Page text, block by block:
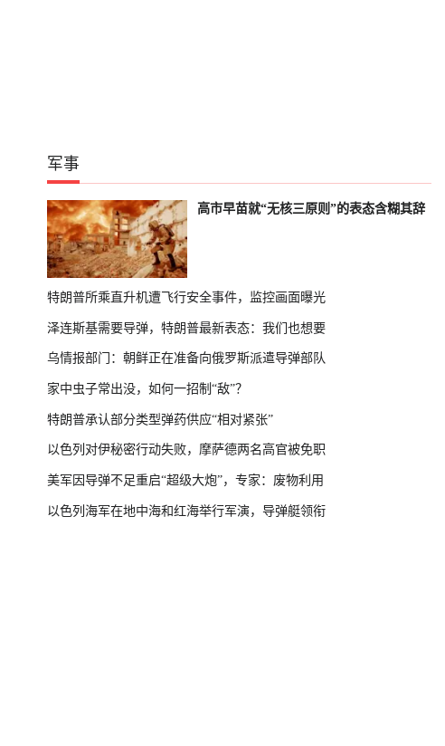
军事
高市早苗就“无核三原则”的表态含糊其辞
特朗普所乘直升机遭飞行安全事件，监控画面曝光
泽连斯基需要导弹，特朗普最新表态：我们也想要
乌情报部门：朝鲜正在准备向俄罗斯派遣导弹部队
家中虫子常出没，如何一招制“敌”？
特朗普承认部分类型弹药供应“相对紧张”
以色列对伊秘密行动失败，摩萨德两名高官被免职
美军因导弹不足重启“超级大炮”，专家：废物利用
以色列海军在地中海和红海举行军演，导弹艇领衔